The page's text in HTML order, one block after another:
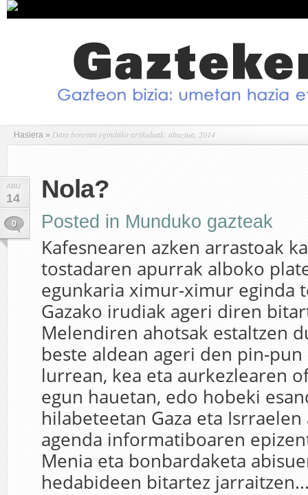
Hasiera » Data honetan egindako artikuluak: abuztua, 2014
ABU
14
0
Nola?
Posted in Munduko gazteak
Kafesnearen azken arrastoak
tostadaren apurrak alboko
egunkaria ximur-ximur eginda
Gazako irudiak ageri diren
Melendiren ahotsak estaltzen
beste aldean ageri den pin-
lurrean, kea eta aurkezlearen
egun hauetan, edo hobeki
hilabeteetan Gaza eta
agenda informatiboaren
Menia eta bonbardaketa
hedabideen bitartez